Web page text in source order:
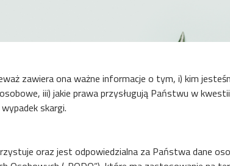
zawiera ona ważne informacje o tym, i) kim
iii) jakie prawa przysługują Państwu w
skargi.
oraz jest odpowiedzialna za Państwa dane